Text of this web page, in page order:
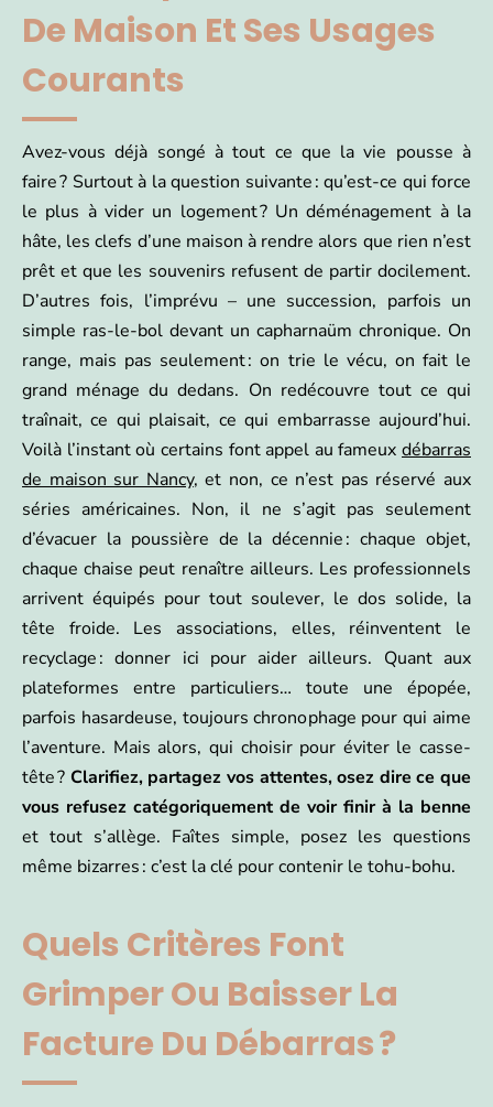
De Maison Et Ses Usages
Courants
Avez-vous déjà songé à tout ce que la vie pousse à
faire ? Surtout à la question suivante : qu’est-ce qui force
le plus à vider un logement ? Un déménagement à la
hâte, les clefs d’une maison à rendre alors que rien n’est
prêt et que les souvenirs refusent de partir docilement.
D’autres fois, l’imprévu – une succession, parfois un
simple ras-le-bol devant un capharnaüm chronique. On
range, mais pas seulement : on trie le vécu, on fait le
grand ménage du dedans. On redécouvre tout ce qui
traînait, ce qui plaisait, ce qui embarrasse aujourd’hui.
Voilà l’instant où certains font appel au fameux débarras
de maison sur Nancy, et non, ce n’est pas réservé aux
séries américaines. Non, il ne s’agit pas seulement
d’évacuer la poussière de la décennie : chaque objet,
chaque chaise peut renaître ailleurs. Les professionnels
arrivent équipés pour tout soulever, le dos solide, la
tête froide. Les associations, elles, réinventent le
recyclage : donner ici pour aider ailleurs. Quant aux
plateformes entre particuliers… toute une épopée,
parfois hasardeuse, toujours chronophage pour qui aime
l’aventure. Mais alors, qui choisir pour éviter le casse-
tête ? Clarifiez, partagez vos attentes, osez dire ce que
vous refusez catégoriquement de voir finir à la benne
et tout s’allège. Faîtes simple, posez les questions
même bizarres : c’est la clé pour contenir le tohu-bohu.
Quels Critères Font
Grimper Ou Baisser La
Facture Du Débarras ?